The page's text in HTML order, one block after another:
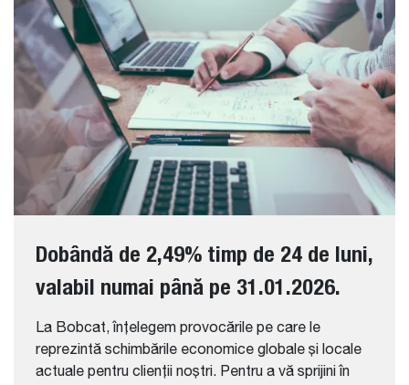
Dobândă de 2,49% timp de 24 de luni,
valabil numai până pe 31.01.2026.
La Bobcat, înțelegem provocările pe care le
reprezintă schimbările economice globale și locale
actuale pentru clienții noștri. Pentru a vă sprijini în